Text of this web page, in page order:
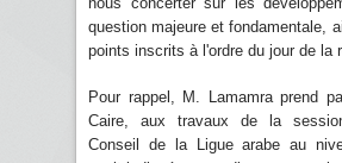
question majeure et fondamentale,
points inscrits à l'ordre du jour de la
Pour rappel, M. Lamamra prend
Caire, aux travaux de la
Conseil de la Ligue arabe au